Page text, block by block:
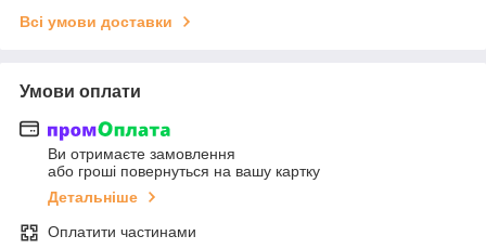
Всі умови доставки
Умови оплати
Ви отримаєте замовлення
або гроші повернуться на вашу картку
Детальніше
Оплатити частинами